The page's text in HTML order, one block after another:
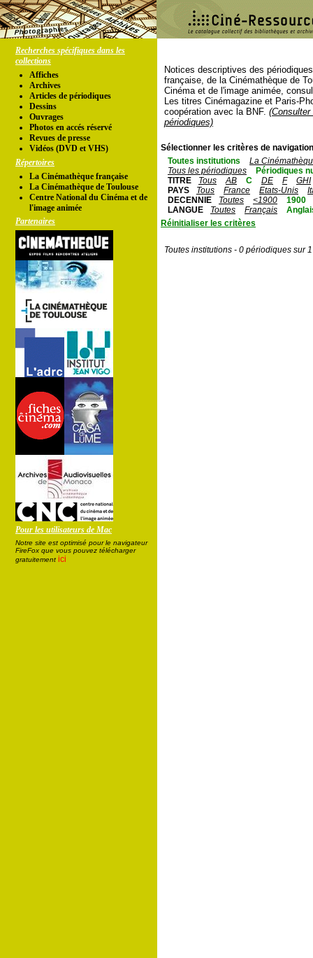
Recherches spécifiques dans les
collections
Affiches
Archives
Articles de périodiques
Dessins
Ouvrages
Photos en accés réservé
Revues de presse
Vidéos (DVD et VHS)
Répertoires
La Cinémathèque française
La Cinémathèque de Toulouse
Centre National du Cinéma et de
l'image animée
Partenaires
Pour les utilisateurs de Mac
Notre site est optimisé pour le navigateur
FireFox que vous pouvez télécharger
gratuitement ici
Notices descriptives des
française, de la Cinémathèque de
Cinéma et de l'image animée,
Les titres Cinémagazine et Paris-
coopération avec la BNF.
périodiques)
Sélectionner les critères de
Toutes institutions
La
Tous les périodiques
Périodiques
TITRE
Tous AB C DE F
GHI
PAYS
Tous France Etats-Unis
DECENNIE
Toutes <1900
1900
LANGUE
Toutes Français
Réinitialiser les critères
Toutes institutions - 0 périodiques sur